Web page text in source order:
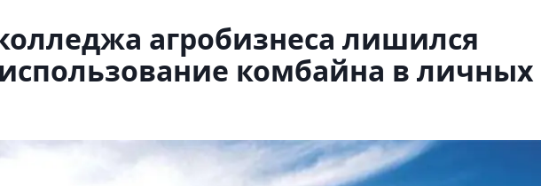
агробизнеса лишился
комбайна в личных